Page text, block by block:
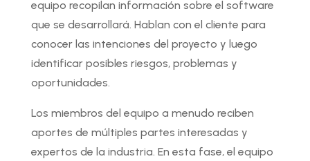
equipo recopilan información sobre el software
que se desarrollará. Hablan con el cliente para
conocer las intenciones del proyecto y luego
identificar posibles riesgos, problemas y
oportunidades.
Los miembros del equipo a menudo reciben
aportes de múltiples partes interesadas y
expertos de la industria. En esta fase, el equipo